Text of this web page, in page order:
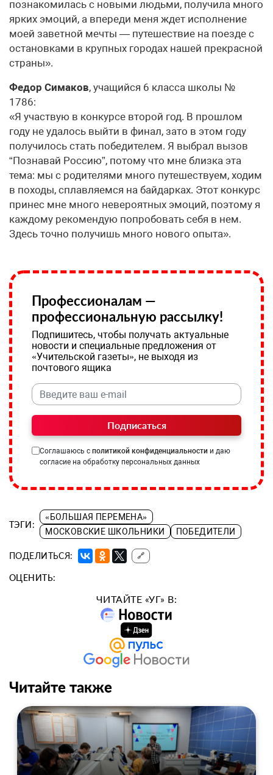
познакомилась с новыми людьми, получила много
ярких эмоций, а впереди меня ждет исполнение
моей заветной мечты — путешествие на поезде с
остановками в крупных городах нашей прекрасной
страны».
Федор Симаков, учащийся 6 класса школы №
1786:
«Я участвую в конкурсе второй год. В прошлом
году не удалось выйти в финал, зато в этом году
получилось стать победителем. Я выбрал вызов
“Познавай Россию”, потому что мне близка эта
тема: мы с родителями много путешествуем, ходим
в походы, сплавляемся на байдарках. Этот конкурс
принес мне много невероятных эмоций, поэтому я
каждому рекомендую попробовать себя в нем.
Здесь точно получишь много нового опыта».
Профессионалам —
профессиональную рассылку!
Подпишитесь, чтобы получать актуальные
новости и специальные предложения от
«Учительской газеты», не выходя из
почтового ящика
Подписаться
Соглашаюсь с политикой конфиденциальности и даю
согласие на обработку персональных данных
ТЭГИ:
«БОЛЬШАЯ ПЕРЕМЕНА»
МОСКОВСКИЕ ШКОЛЬНИКИ
ПОБЕДИТЕЛИ
ПОДЕЛИТЬСЯ: 🔗
ОЦЕНИТЬ:
ЧИТАЙТЕ «УГ» В:
Читайте также